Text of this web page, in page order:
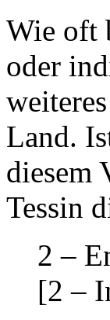
Wie oft
oder
Land.
diesem
Tessin
2 –
[2 –